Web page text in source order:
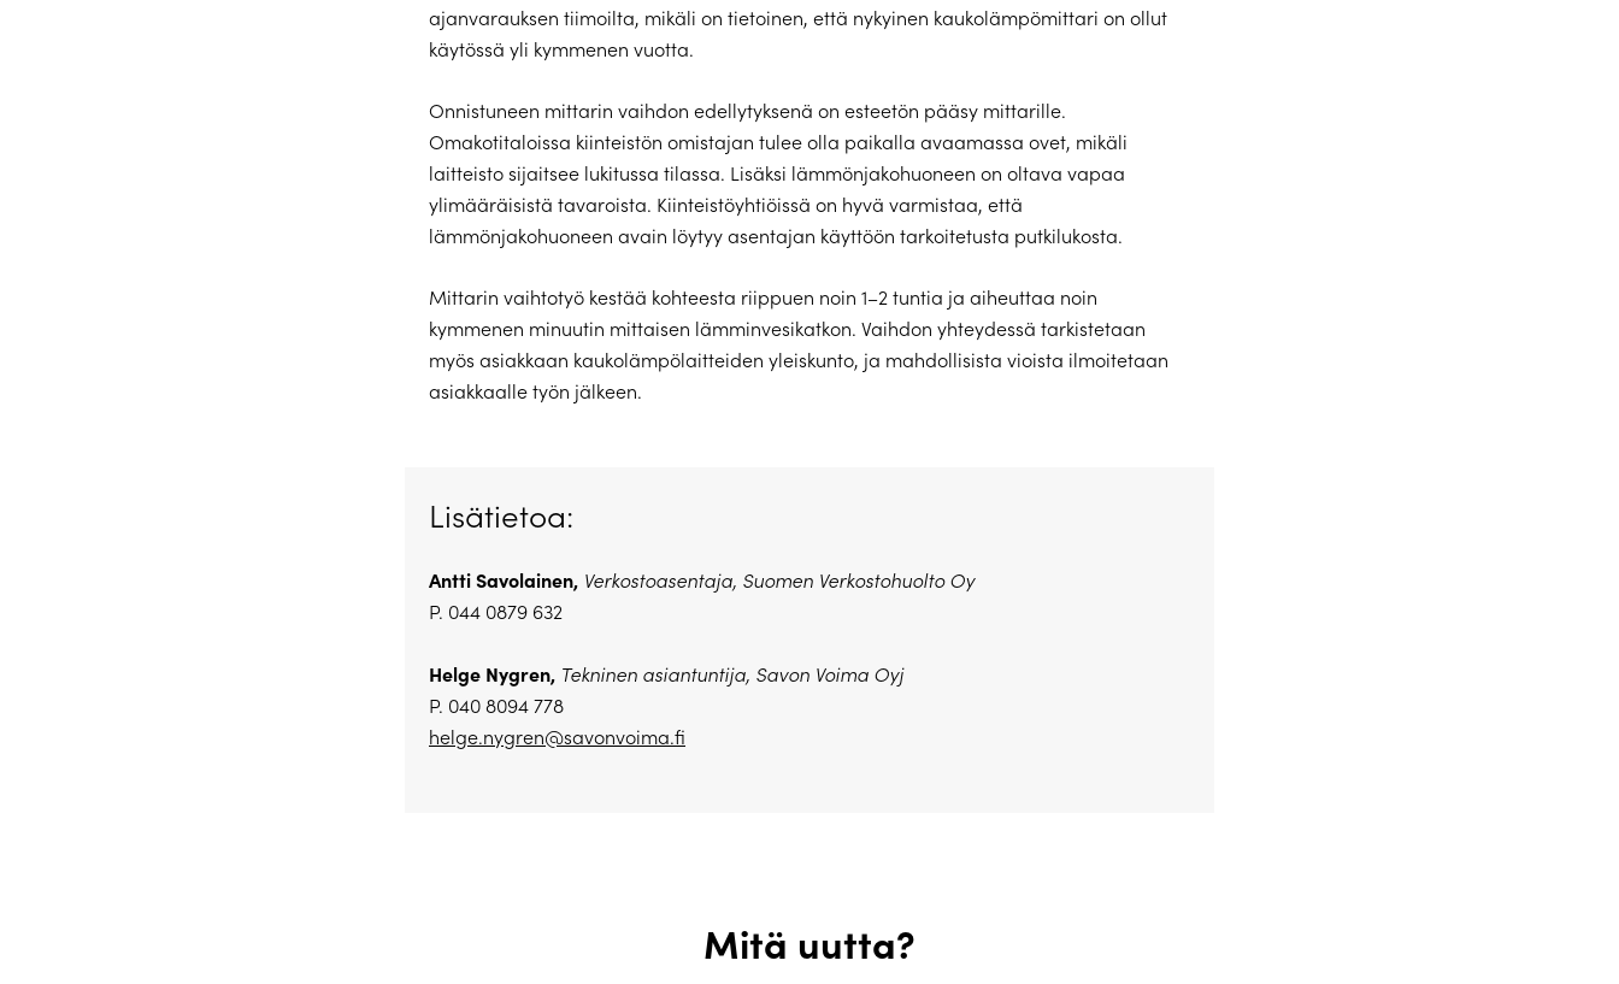
ajanvarauksen tiimoilta, mikäli on tietoinen, että nykyinen kaukolämpömittari on ollut
käytössä yli kymmenen vuotta.
Onnistuneen mittarin vaihdon edellytyksenä on esteetön pääsy mittarille.
Omakotitaloissa kiinteistön omistajan tulee olla paikalla avaamassa ovet, mikäli
laitteisto sijaitsee lukitussa tilassa. Lisäksi lämmönjakohuoneen on oltava vapaa
ylimääräisistä tavaroista. Kiinteistöyhtiöissä on hyvä varmistaa, että
lämmönjakohuoneen avain löytyy asentajan käyttöön tarkoitetusta putkilukosta.
Mittarin vaihtotyö kestää kohteesta riippuen noin 1–2 tuntia ja aiheuttaa noin
kymmenen minuutin mittaisen lämminvesikatkon. Vaihdon yhteydessä tarkistetaan
myös asiakkaan kaukolämpölaitteiden yleiskunto, ja mahdollisista vioista ilmoitetaan
asiakkaalle työn jälkeen.
Lisätietoa:
Antti Savolainen, Verkostoasentaja, Suomen Verkostohuolto Oy
P. 044 0879 632
Helge Nygren, Tekninen asiantuntija, Savon Voima Oyj
P. 040 8094 778
helge.nygren@savonvoima.fi
Mitä uutta?